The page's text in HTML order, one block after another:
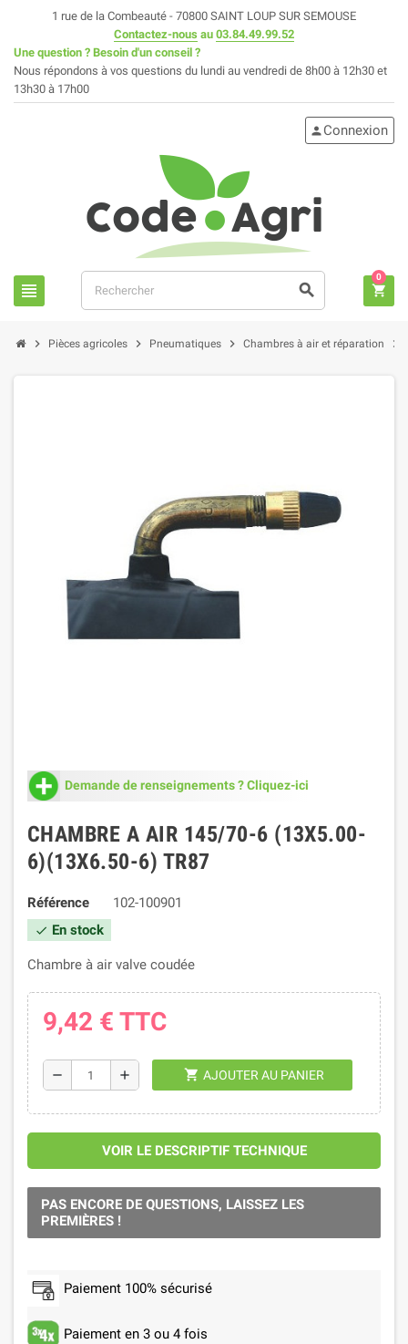
1 rue de la Combeauté - 70800 SAINT LOUP SUR SEMOUSE
Contactez-nous au 03.84.49.99.52
Une question ? Besoin d'un conseil ?
Nous répondons à vos questions du lundi au vendredi de 8h00 à 12h30 et
13h30 à 17h00
view_headline search
person Connexion
shopping_cart
0
chevron_right Pièces agricoles chevron_right Pneumatiques chevron_right Chambres à air et réparation chevron_right
Demande de renseignements ? Cliquez-ici
CHAMBRE A AIR 145/70-6 (13X5.00-
6)(13X6.50-6) TR87
Référence 102-100901
check En stock
Chambre à air valve coudée
9,42 € TTC
remove add shopping_cart AJOUTER AU PANIER
VOIR LE DESCRIPTIF TECHNIQUE
PAS ENCORE DE QUESTIONS, LAISSEZ LES
PREMIÈRES !
Paiement 100% sécurisé
Paiement en 3 ou 4 fois